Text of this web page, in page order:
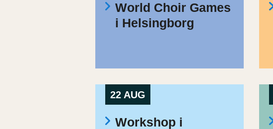
World Choir Games
i Helsingborg
22 AUG
Workshop i